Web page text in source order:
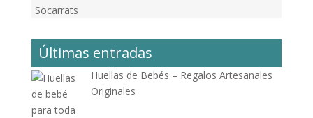
Socarrats
Últimas entradas
Huellas de Bebés – Regalos Artesanales
Originales